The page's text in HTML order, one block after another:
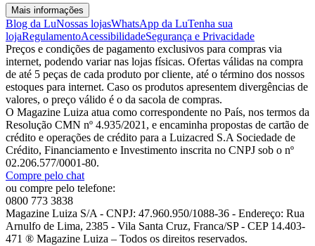
Mais informações
Blog da LuNossas lojasWhatsApp da LuTenha sua
lojaRegulamentoAcessibilidadeSegurança e Privacidade
Preços e condições de pagamento exclusivos para compras via
internet, podendo variar nas lojas físicas. Ofertas válidas na compra
de até 5 peças de cada produto por cliente, até o término dos nossos
estoques para internet. Caso os produtos apresentem divergências de
valores, o preço válido é o da sacola de compras.
O Magazine Luiza atua como correspondente no País, nos termos da
Resolução CMN nº 4.935/2021, e encaminha propostas de cartão de
crédito e operações de crédito para a Luizacred S.A Sociedade de
Crédito, Financiamento e Investimento inscrita no CNPJ sob o nº
02.206.577/0001-80.
Compre pelo chat
ou compre pelo telefone:
0800 773 3838
Magazine Luiza S/A - CNPJ: 47.960.950/1088-36 - Endereço: Rua
Arnulfo de Lima, 2385 - Vila Santa Cruz, Franca/SP - CEP 14.403-
471 ® Magazine Luiza – Todos os direitos reservados.